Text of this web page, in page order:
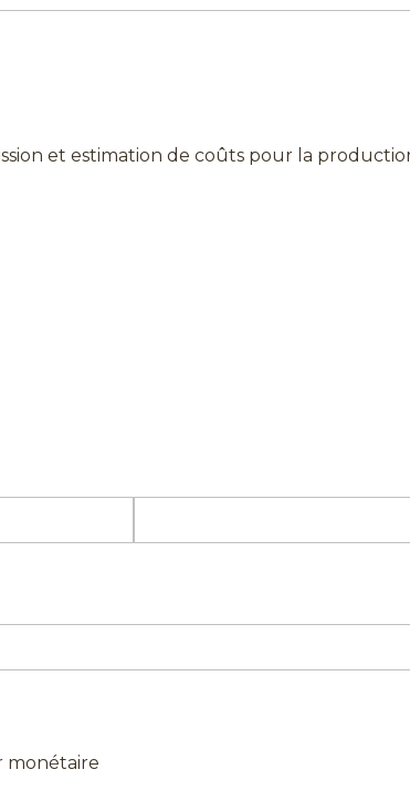
et estimation de coûts pour la
monétaire